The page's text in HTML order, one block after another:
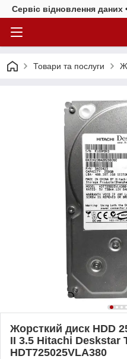
Сервіс відновлення даних
Товари та послуги
Жорсткий диск HDD
II 3.5 Hitachi Deskstar
HDT725025VLA380